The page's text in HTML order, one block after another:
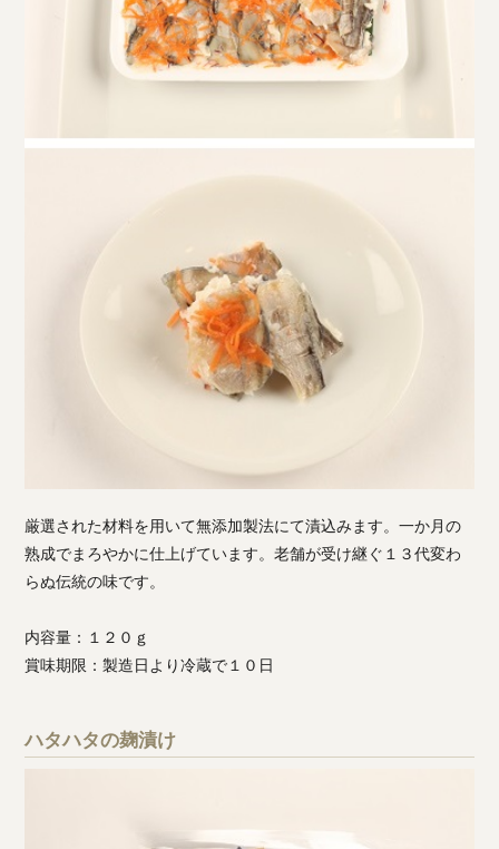
厳選された材料を用いて無添加製法にて漬込みます。一か月の
熟成でまろやかに仕上げています。老舗が受け継ぐ１３代変わ
らぬ伝統の味です。
内容量：１２０ｇ
賞味期限：製造日より冷蔵で１０日
ハタハタの麹漬け